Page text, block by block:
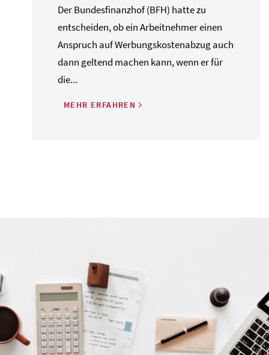
Der Bundesfinanzhof (BFH) hatte zu
entscheiden, ob ein Arbeitnehmer einen
Anspruch auf Werbungskostenabzug auch
dann geltend machen kann, wenn er für
die...
MEHR ERFAHREN